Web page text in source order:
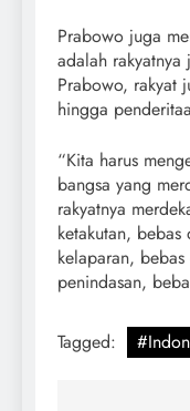
Prabowo juga
adalah rakyatnya
Prabowo, rakyat
hingga
“Kita harus
bangsa yang
rakyatnya
ketakutan,
kelaparan,
penindasan,
Tagged: